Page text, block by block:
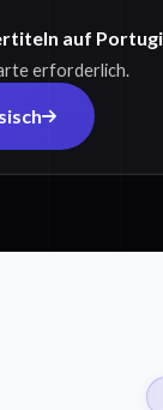
auf
erforderlich.